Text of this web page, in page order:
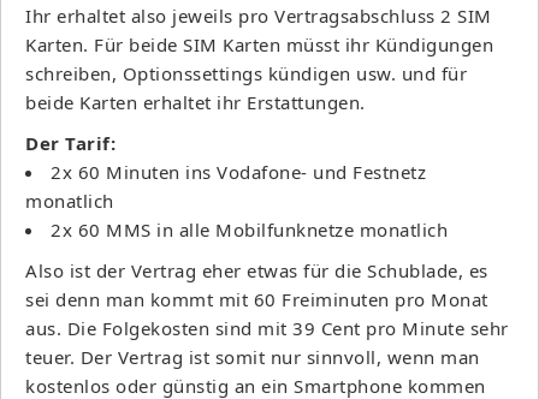
Ihr erhaltet also jeweils pro Vertragsabschluss 2 SIM
Karten. Für beide SIM Karten müsst ihr Kündigungen
schreiben, Optionssettings kündigen usw. und für
beide Karten erhaltet ihr Erstattungen.
Der Tarif:
2x 60 Minuten ins Vodafone- und Festnetz
monatlich
2x 60 MMS in alle Mobilfunknetze monatlich
Also ist der Vertrag eher etwas für die Schublade, es
sei denn man kommt mit 60 Freiminuten pro Monat
aus. Die Folgekosten sind mit 39 Cent pro Minute sehr
teuer. Der Vertrag ist somit nur sinnvoll, wenn man
kostenlos oder günstig an ein Smartphone kommen